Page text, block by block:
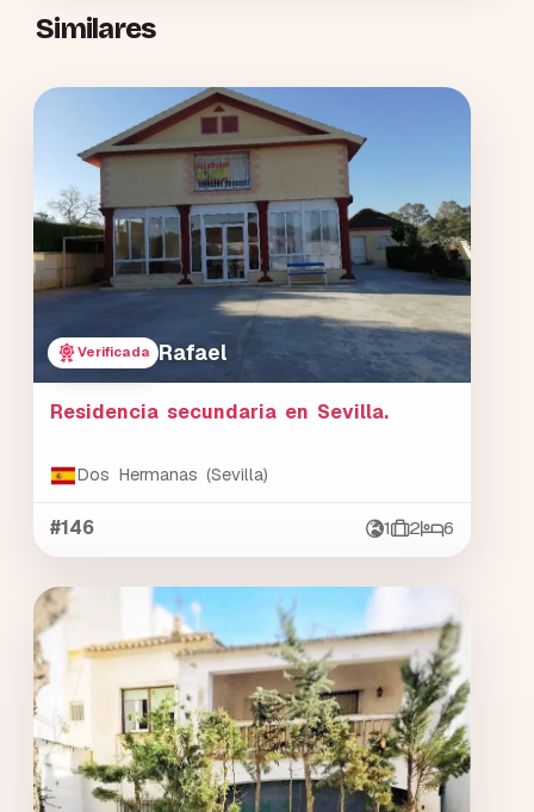
Similares
Verificada Rafael
Residencia secundaria en Sevilla.
Dos Hermanas (Sevilla)
#146 1 2 6